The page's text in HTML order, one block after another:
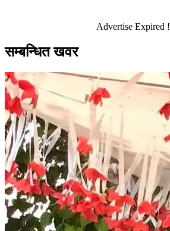
Advertise Expired !
सम्बन्धित खवर